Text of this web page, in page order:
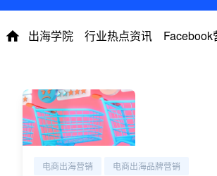
出海学院 行业热点资讯 Facebook
电商出海营销 电商出海品牌营销